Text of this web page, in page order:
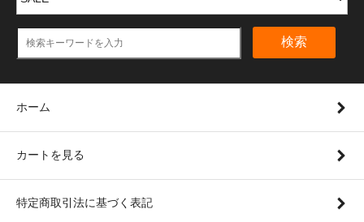
検索
ホーム
カートを見る
特定商取引法に基づく表記